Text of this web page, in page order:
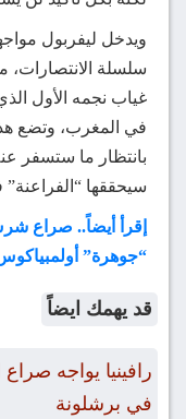
ويدخل ليفربول
سلسلة الانتصارات،
غياب نجمه الأول
في المغرب، وتضع
بانتظار ما ستسفر عنه
سيحققها “الفراعنة”
إقرأ أيضاً.. صراع
“جوهرة”
قد يهمك ايضاً
رافينيا يواجه
في برشلونة